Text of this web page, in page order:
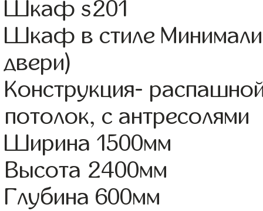
Шкаф s201
Шкаф в стиле
двери)
Конструкция-
потолок, с антресолями
Ширина 1500мм
Высота 2400мм
Глубина 600мм